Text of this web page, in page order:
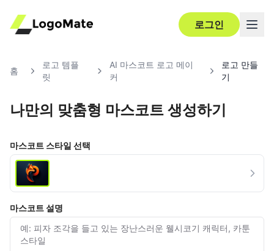
로그인
홈
로고 템플
릿
AI 마스코트 로고 메이
커
로고 만들
기
나만의 맞춤형 마스코트 생성하기
Ultra‑HD 편집
마스코트 스타일 선택
마스코트 설명